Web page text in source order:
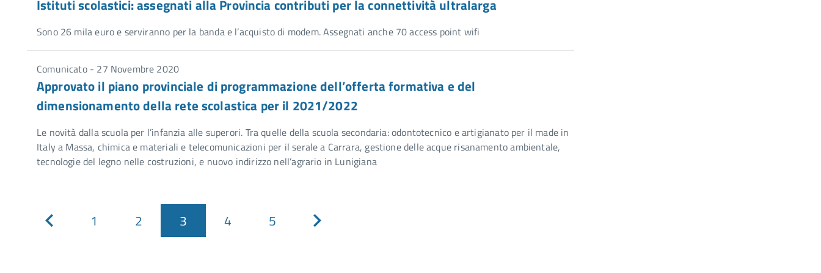
Istituti scolastici: assegnati alla Provincia contributi per la connettività ultralarga
Sono 26 mila euro e serviranno per la banda e l’acquisto di modem. Assegnati anche 70 access point wifi
Comunicato - 27 Novembre 2020
Approvato il piano provinciale di programmazione dell’offerta formativa e del
dimensionamento della rete scolastica per il 2021/2022
Le novità dalla scuola per l’infanzia alle superori. Tra quelle della scuola secondaria: odontotecnico e artigianato per il made in
Italy a Massa, chimica e materiali e telecomunicazioni per il serale a Carrara, gestione delle acque risanamento ambientale,
tecnologie del legno nelle costruzioni, e nuovo indirizzo nell’agrario in Lunigiana
precedente
1 2 3 4 5